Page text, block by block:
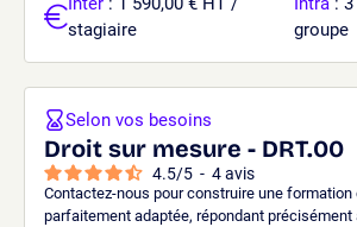
stagiaire
groupe
Droit sur mesure - DRT.00
4.5/5 - 4avis
Contactez-nous pour construire une formation
parfaitement adaptée, répondant précisément
Selon vos besoins